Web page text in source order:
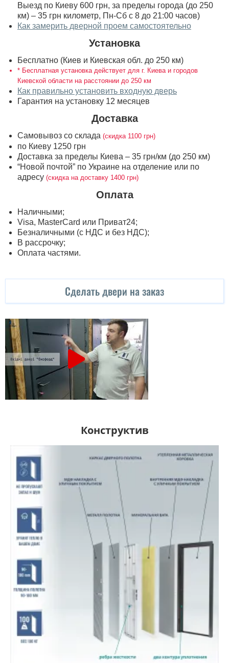
Выезд по Киеву 600 грн, за пределы города (до 250
км) – 35 грн километр, Пн-Сб с 8 до 21:00 часов)
Как замерить дверной проем самостоятельно
Установка
Бесплатно (Киев и Киевская обл. до 250 км)
* Бесплатная установка действует для г. Киева и городов
Киевской области на расстоянии до 250 км
Как правильно установить входную дверь
Гарантия на установку 12 месяцев
Доставка
Самовывоз со склада (скидка 1100 грн)
по Киеву 1250 грн
Доставка за пределы Киева – 35 грн/км (до 250 км)
“Новой почтой” по Украине на отделение или по
адресу (скидка на доставку 1400 грн)
Оплата
Наличными;
Visa, MasterСard или Приват24;
Безналичными (с НДС и без НДС);
В рассрочку;
Оплата частями.
Сделать двери на заказ
Конструктив